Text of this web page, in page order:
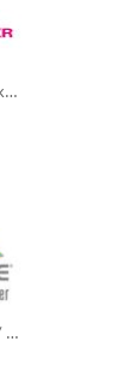
Actoplus Met XR / Актоплас Мет XR / Актоплюс Мет XR (пиоглитазон + метформин продлённого действия)
Adasuve / Адасьюв / Адасув (локсапин)